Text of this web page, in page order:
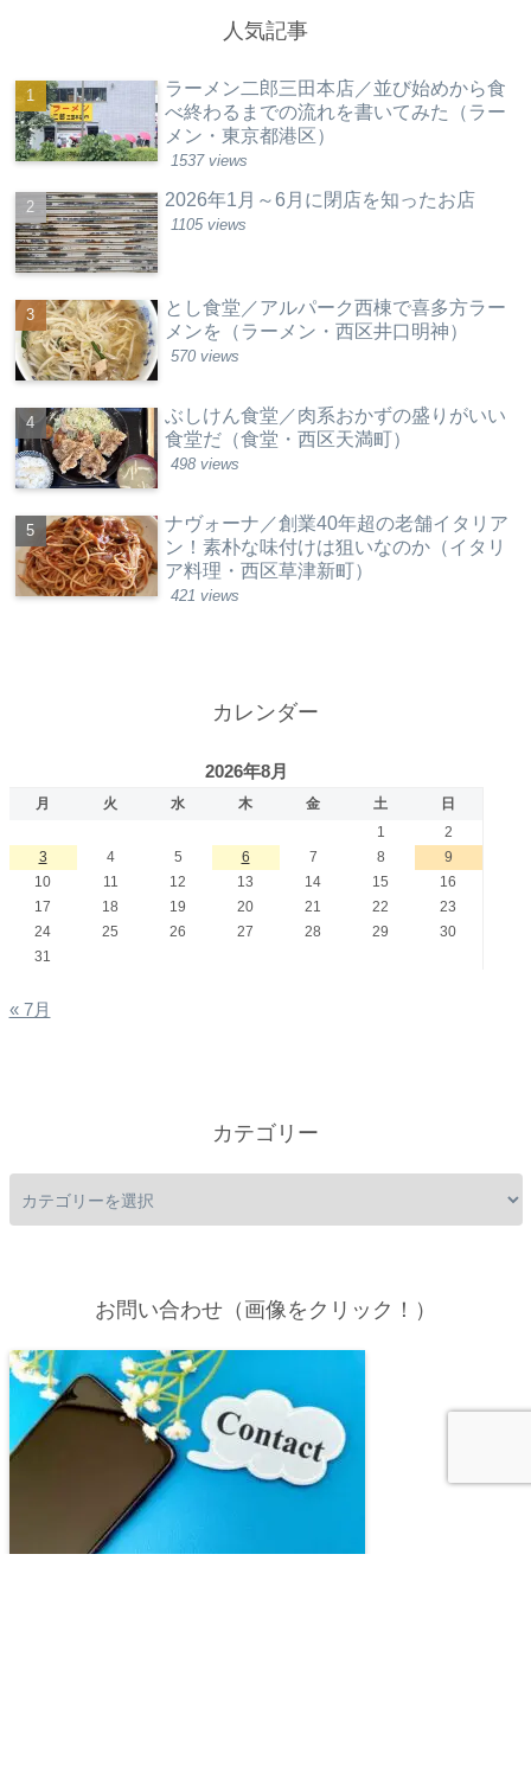
人気記事
ラーメン二郎三田本店／並び始めから食
べ終わるまでの流れを書いてみた（ラー
メン・東京都港区）
1537 views
2026年1月～6月に閉店を知ったお店
1105 views
とし食堂／アルパーク西棟で喜多方ラー
メンを（ラーメン・西区井口明神）
570 views
ぶしけん食堂／肉系おかずの盛りがいい
食堂だ（食堂・西区天満町）
498 views
ナヴォーナ／創業40年超の老舗イタリア
ン！素朴な味付けは狙いなのか（イタリ
ア料理・西区草津新町）
421 views
カレンダー
2026年8月
月 火 水 木 金 土
日
1
2
3
4 5 6 7 8
9
10
11 12 13 14 15
16
17
18 19 20 21 22
23
24
25 26 27 28 29
30
31
« 7月
カテゴリー
お問い合わせ（画像をクリック！）